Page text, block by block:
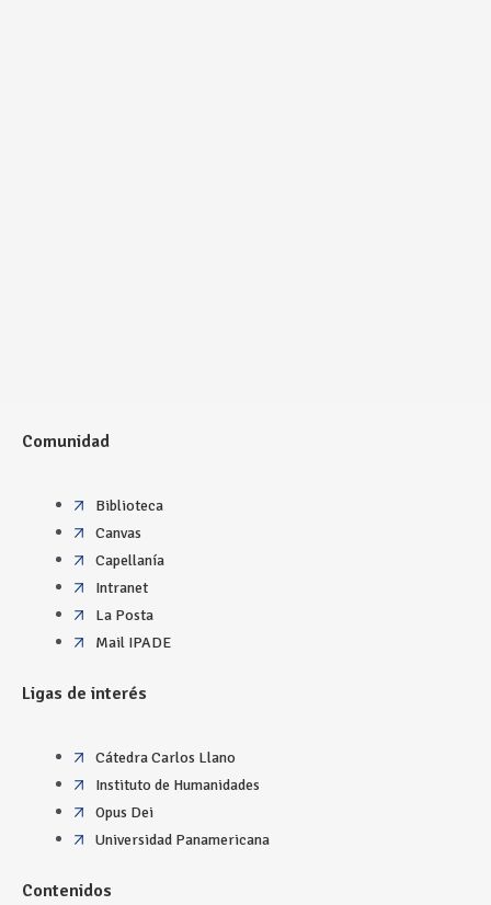
Comunidad
Biblioteca
Canvas
Capellanía
Intranet
La Posta
Mail IPADE
Ligas de interés
Cátedra Carlos Llano
Instituto de Humanidades
Opus Dei
Universidad Panamericana
Contenidos